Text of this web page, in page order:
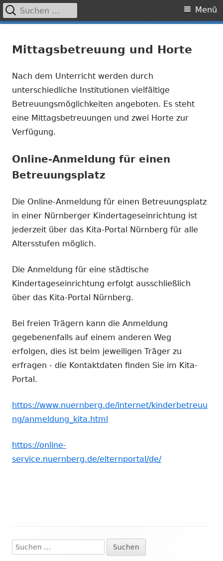
zum
Primäres
Menü
Suchen
nach:
Mittagsbetreuung und Horte
Nach dem Unterricht werden durch
unterschiedliche Institutionen vielfältige
Betreuungsmöglichkeiten angeboten. Es steht
eine Mittagsbetreuungen und zwei Horte zur
Verfügung.
Online-Anmeldung für einen
Betreuungsplatz
Die Online-Anmeldung für einen Betreuungsplatz
in einer Nürnberger Kindertageseinrichtung ist
jederzeit über das Kita-Portal Nürnberg für alle
Altersstufen möglich.
Die Anmeldung für eine städtische
Kindertageseinrichtung erfolgt ausschließlich
über das Kita-Portal Nürnberg.
Bei freien Trägern kann die Anmeldung
gegebenenfalls auf einem anderen Weg
erfolgen, dies ist beim jeweiligen Träger zu
erfragen - die Kontaktdaten finden Sie im Kita-
Portal.
https://www.nuernberg.de/internet/kinderbetreuu
ng/anmeldung_kita.html
https://online-
service.nuernberg.de/elternportal/de/
Haupt-
Suchen
nach: